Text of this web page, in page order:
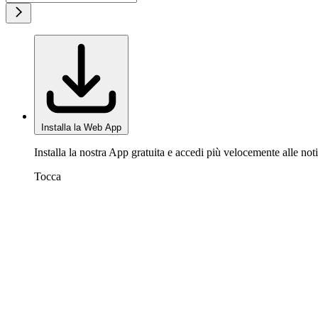
Installa la Web App
Installa la nostra App gratuita e accedi più velocemente alle
Tocca